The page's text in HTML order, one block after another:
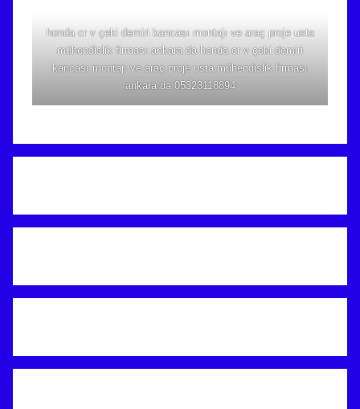
honda cr v çeki demiri kancası montajı ve araç proje usta
mühendislik firması ankara da honda cr v çeki demiri
kancası montajı ve araç proje usta mühendislik firması
ankara da 05323118894